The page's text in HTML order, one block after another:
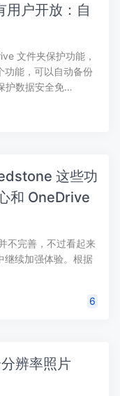
用户开放：自
文件夹保护功能，
功能，可以自动备份
护数据安全免…
这些功
和 OneDrive
不完善，不过看起来
续加强体验。根据
6
辨率照片